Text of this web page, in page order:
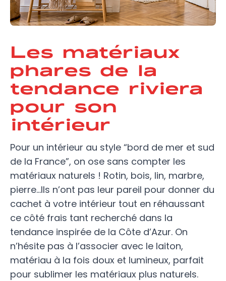
Les matériaux
phares de la
tendance riviera
pour son
intérieur
Pour un intérieur au style “bord de mer et sud
de la France”, on ose sans compter les
matériaux naturels ! Rotin, bois, lin, marbre,
pierre…Ils n’ont pas leur pareil pour donner du
cachet à votre intérieur tout en réhaussant
ce côté frais tant recherché dans la
tendance inspirée de la Côte d’Azur. On
n’hésite pas à l’associer avec le laiton,
matériau à la fois doux et lumineux, parfait
pour sublimer les matériaux plus naturels.